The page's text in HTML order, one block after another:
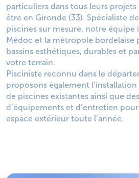
particuliers dans tous leurs
être en Gironde (33). Spécialiste
piscines sur mesure, notre
Médoc et la métropole bordelaise
bassins esthétiques, durables et
votre terrain.
Pisciniste reconnu dans le
proposons également
de piscines existantes ainsi que
d’équipements et d’entretien
espace extérieur toute l’année.